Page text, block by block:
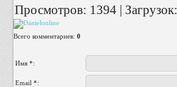
Просмотров: 1394 | Загрузок:
Всего комментариев: 0
Имя *:
Email *: